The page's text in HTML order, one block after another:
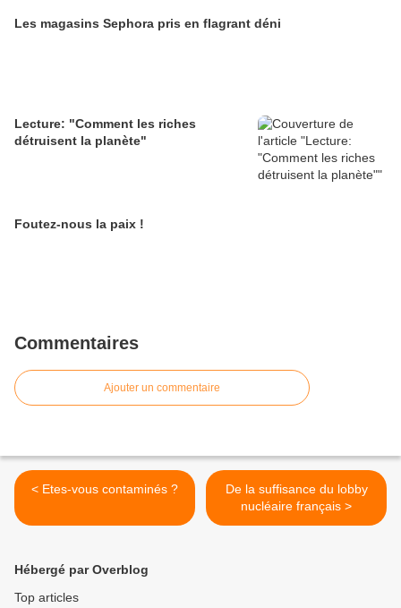
Les magasins Sephora pris en flagrant déni
Lecture: "Comment les riches
détruisent la planète"
Foutez-nous la paix !
Commentaires
Ajouter un commentaire
< Etes-vous contaminés ?
De la suffisance du lobby
nucléaire français >
Hébergé par Overblog
Top articles